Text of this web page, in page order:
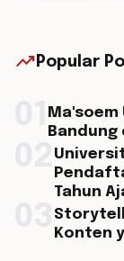
trending_up Popular
Bandung
Tahun
Konten